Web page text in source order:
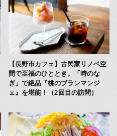
【長野市カフェ】古民家リノベ空
間で至福のひととき。「時のな
ぎ」で絶品『桃のブランマンジ
ェ』を堪能！（2回目の訪問）